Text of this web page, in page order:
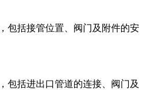
包括接管位置、阀门及附件的安
包括进出口管道的连接、阀门及